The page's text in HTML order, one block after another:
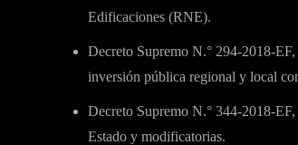
Edificaciones (RNE).
Decreto Supremo N.° 294-2018-
inversión pública regional y local
Decreto Supremo N.° 344-2018-
Estado y modificatorias.